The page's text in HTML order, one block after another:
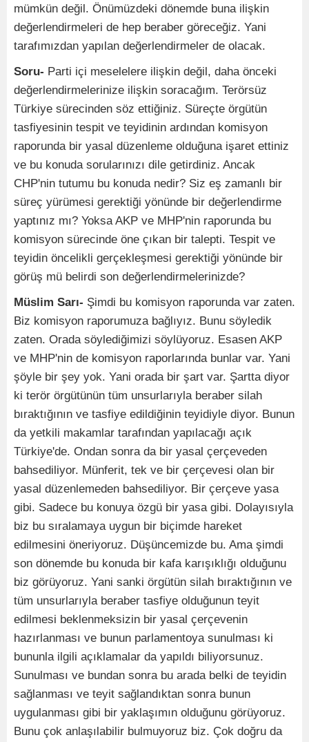
mümkün değil. Önümüzdeki dönemde buna ilişkin
değerlendirmeleri de hep beraber göreceğiz. Yani
tarafımızdan yapılan değerlendirmeler de olacak.
Soru- Parti içi meselelere ilişkin değil, daha önceki
değerlendirmelerinize ilişkin soracağım. Terörsüz
Türkiye sürecinden söz ettiğiniz. Süreçte örgütün
tasfiyesinin tespit ve teyidinin ardından komisyon
raporunda bir yasal düzenleme olduğuna işaret ettiniz
ve bu konuda sorularınızı dile getirdiniz. Ancak
CHP'nin tutumu bu konuda nedir? Siz eş zamanlı bir
süreç yürümesi gerektiği yönünde bir değerlendirme
yaptınız mı? Yoksa AKP ve MHP'nin raporunda bu
komisyon sürecinde öne çıkan bir talepti. Tespit ve
teyidin öncelikli gerçekleşmesi gerektiği yönünde bir
görüş mü belirdi son değerlendirmelerinizde?
Müslim Sarı- Şimdi bu komisyon raporunda var zaten.
Biz komisyon raporumuza bağlıyız. Bunu söyledik
zaten. Orada söylediğimizi söylüyoruz. Esasen AKP
ve MHP'nin de komisyon raporlarında bunlar var. Yani
şöyle bir şey yok. Yani orada bir şart var. Şartta diyor
ki terör örgütünün tüm unsurlarıyla beraber silah
bıraktığının ve tasfiye edildiğinin teyidiyle diyor. Bunun
da yetkili makamlar tarafından yapılacağı açık
Türkiye'de. Ondan sonra da bir yasal çerçeveden
bahsediliyor. Münferit, tek ve bir çerçevesi olan bir
yasal düzenlemeden bahsediliyor. Bir çerçeve yasa
gibi. Sadece bu konuya özgü bir yasa gibi. Dolayısıyla
biz bu sıralamaya uygun bir biçimde hareket
edilmesini öneriyoruz. Düşüncemizde bu. Ama şimdi
son dönemde bu konuda bir kafa karışıklığı olduğunu
biz görüyoruz. Yani sanki örgütün silah bıraktığının ve
tüm unsurlarıyla beraber tasfiye olduğunun teyit
edilmesi beklenmeksizin bir yasal çerçevenin
hazırlanması ve bunun parlamentoya sunulması ki
bununla ilgili açıklamalar da yapıldı biliyorsunuz.
Sunulması ve bundan sonra bu arada belki de teyidin
sağlanması ve teyit sağlandıktan sonra bunun
uygulanması gibi bir yaklaşımın olduğunu görüyoruz.
Bunu çok anlaşılabilir bulmuyoruz biz. Çok doğru da